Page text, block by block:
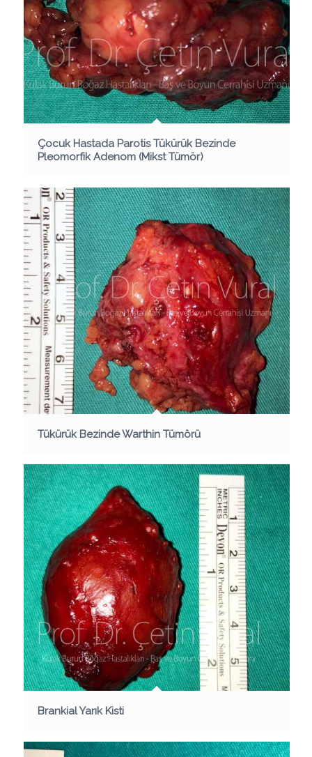
Çocuk Hastada Parotis Tükürük Bezinde
Pleomorfik Adenom (Mikst Tümör)
Tükürük Bezinde Warthin Tümörü
Brankial Yarık Kisti